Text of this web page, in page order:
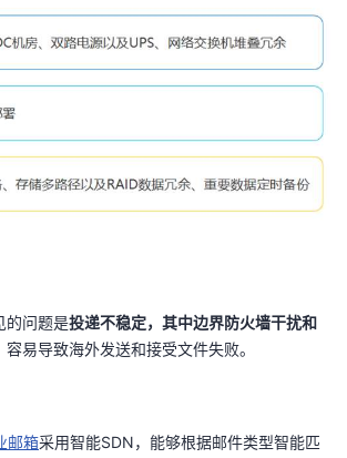
的问题是投递不稳定，其中边界防火墙干扰和
容易导致海外发送和接受文件失败。
邮箱采用智能SDN，能够根据邮件类型智能匹